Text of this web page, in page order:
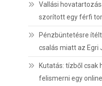
Vallási
szorított egy férfi
Pénzbüntetésre
csalás miatt az Egri
Kutatás: tízből csak
felismerni egy